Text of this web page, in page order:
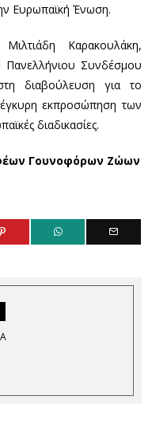
Ευρωπαϊκή Ένωση.
Καρακουλάκη,
Πανελλήνιου Συνδέσμου
διαβούλευση για το
εκπροσώπηση των
διαδικασίες.
Γουνοφόρων Ζώων